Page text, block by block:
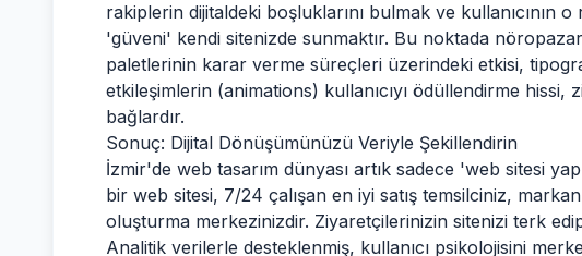
rakiplerin dijitaldeki boşluklarını bulmak ve kullanıcının o
'güveni' kendi sitenizde sunmaktır. Bu noktada
paletlerinin karar verme süreçleri üzerindeki etkisi,
etkileşimlerin (animations) kullanıcıyı ödüllendirme
bağlardır.
Sonuç: Dijital Dönüşümünüzü Veriyle Şekillendirin
İzmir'de web tasarım dünyası artık sadece 'web sitesi
bir web sitesi, 7/24 çalışan en iyi satış temsilciniz,
oluşturma merkezinizdir. Ziyaretçilerinizin sitenizi terk
Analitik verilerle desteklenmiş, kullanıcı psikolojisini